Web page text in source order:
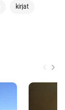
kirjat
›